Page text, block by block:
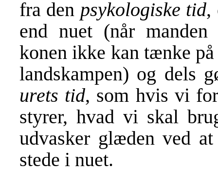
fra den psykologiske tid,
end nuet (når
konen ikke kan tænke
landskampen) og dels
urets tid, som hvis vi
styrer, hvad vi skal
udvasker glæden ved
stede i nuet.